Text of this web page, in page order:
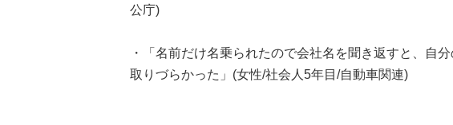
公庁)
・「名前だけ名乗られたので会社名を聞き返すと、自
取りづらかった」(女性/社会人5年目/自動車関連)